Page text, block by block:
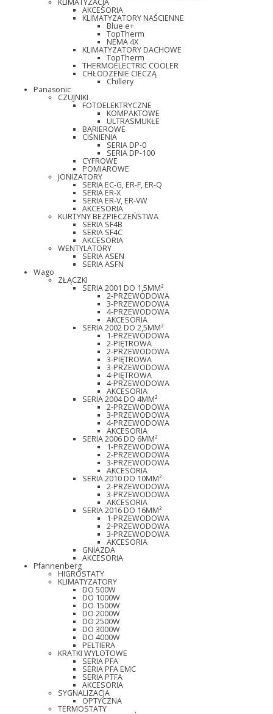
KLIMATYZACJA
AKCESORIA
KLIMATYZATORY NAŚCIENNE
Blue e+
TopTherm
NEMA 4X
KLIMATYZATORY DACHOWE
TopTherm
THERMOELECTRIC COOLER
CHŁODZENIE CIECZĄ
Chillery
Panasonic
CZUJNIKI
FOTOELEKTRYCZNE
KOMPAKTOWE
ULTRASMUKŁE
BARIEROWE
CIŚNIENIA
SERIA DP-0
SERIA DP-100
CYFROWE
POMIAROWE
JONIZATORY
SERIA EC-G, ER-F, ER-Q
SERIA ER-X
SERIA ER-V, ER-VW
AKCESORIA
KURTYNY BEZPIECZEŃSTWA
SERIA SF4B
SERIA SF4C
AKCESORIA
WENTYLATORY
SERIA ASEN
SERIA ASFN
Wago
ZŁĄCZKI
SERIA 2001 DO 1,5MM²
2-PRZEWODOWA
3-PRZEWODOWA
4-PRZEWODOWA
AKCESORIA
SERIA 2002 DO 2,5MM²
1-PRZEWODOWA
2-PIĘTROWA
2-PRZEWODOWA
3-PIĘTROWA
3-PRZEWODOWA
4-PIĘTROWA
4-PRZEWODOWA
AKCESORIA
SERIA 2004 DO 4MM²
2-PRZEWODOWA
3-PRZEWODOWA
4-PRZEWODOWA
AKCESORIA
SERIA 2006 DO 6MM²
1-PRZEWODOWA
2-PRZEWODOWA
3-PRZEWODOWA
AKCESORIA
SERIA 2010 DO 10MM²
2-PRZEWODOWA
3-PRZEWODOWA
AKCESORIA
SERIA 2016 DO 16MM²
1-PRZEWODOWA
2-PRZEWODOWA
3-PRZEWODOWA
AKCESORIA
GNIAZDA
AKCESORIA
Pfannenberg
HIGROSTATY
KLIMATYZATORY
DO 500W
DO 1000W
DO 1500W
DO 2000W
DO 2500W
DO 3000W
DO 4000W
PELTIERA
KRATKI WYLOTOWE
SERIA PFA
SERIA PFA EMC
SERIA PTFA
AKCESORIA
SYGNALIZACJA
OPTYCZNA
TERMOSTATY